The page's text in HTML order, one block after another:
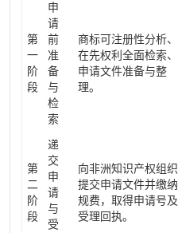
第
一
阶
段
申
请
前
准
备
与
检
索
商标可注册性分析、
在先权利全面检索、
申请文件准备与整
理。
第
二
阶
段
递
交
申
请
与
受
向非洲知识产权组织
提交申请文件并缴纳
规费，取得申请号及
受理回执。